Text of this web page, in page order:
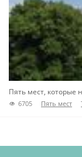
Пять мест, которые
6705 Пять мест